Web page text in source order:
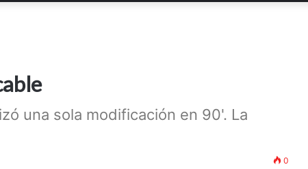
una sola modificación en 90'. La
0